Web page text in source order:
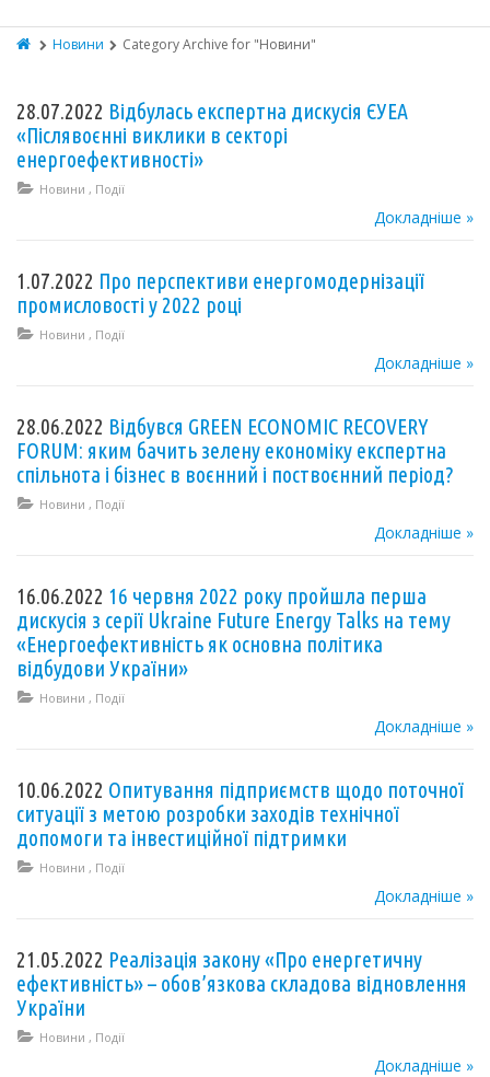
Новини Category Archive for "Новини"
28.07.2022 Відбулась експертна дискусія ЄУЕА
«Післявоєнні виклики в секторі
енергоефективності»
Новини , Події
Докладніше »
1.07.2022 Про перспективи енергомодернізації
промисловості у 2022 році
Новини , Події
Докладніше »
28.06.2022 Відбувся GREEN ECONOMIC RECOVERY
FORUM: яким бачить зелену економіку експертна
спільнота і бізнес в воєнний і поствоєнний період?
Новини , Події
Докладніше »
16.06.2022 16 червня 2022 року пройшла перша
дискусія з серії Ukraine Future Energy Talks на тему
«Енергоефективність як основна політика
відбудови України»
Новини , Події
Докладніше »
10.06.2022 Опитування підприємств щодо поточної
ситуації з метою розробки заходів технічної
допомоги та інвестиційної підтримки
Новини , Події
Докладніше »
21.05.2022 Реалізація закону «Про енергетичну
ефективність» – обов’язкова складова відновлення
України
Новини , Події
Докладніше »